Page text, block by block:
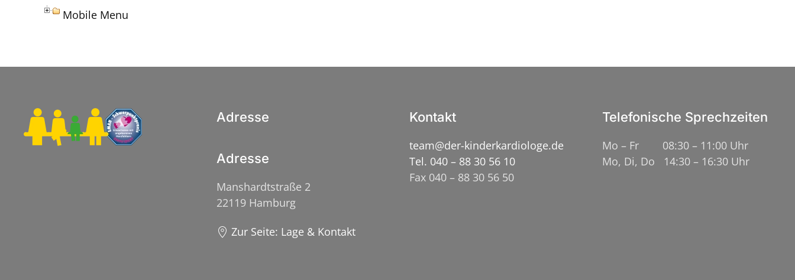
Mobile Menu
Adresse
Adresse
Manshardtstraße 2
22119 Hamburg
Zur Seite: Lage & Kontakt
Kontakt
team@der-kinderkardiologe.de
Tel. 040 – 88 30 56 10
Fax 040 – 88 30 56 50
Telefonische Sprechzeiten
Mo – Fr 08:30 – 11:00 Uhr
Mo, Di, Do 14:30 – 16:30 Uhr